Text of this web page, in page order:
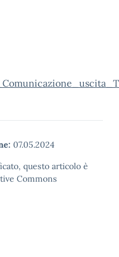
07.05.2024
questo articolo è
Commons